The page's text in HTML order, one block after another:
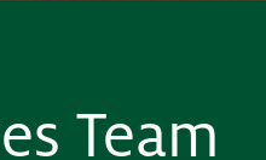
Team